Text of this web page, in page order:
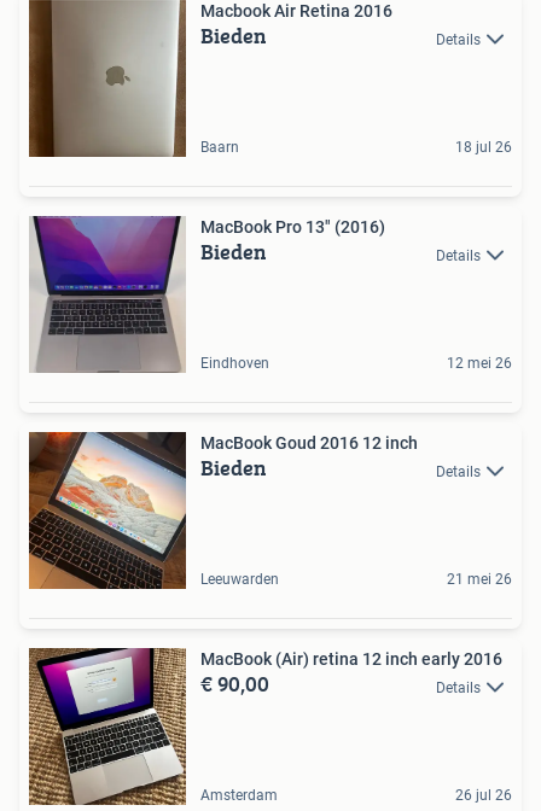
Macbook Air Retina 2016
Bieden Details
Baarn 18 jul 26
MacBook Pro 13" (2016)
Bieden Details
Eindhoven 12 mei 26
MacBook Goud 2016 12 inch
Bieden Details
Leeuwarden 21 mei 26
MacBook (Air) retina 12 inch early 2016
€ 90,00 Details
Amsterdam 26 jul 26